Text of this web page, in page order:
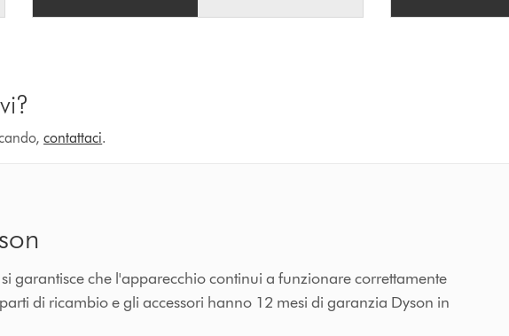
contattaci.
garantisce che l'apparecchio continui a funzionare correttamente
di ricambio e gli accessori hanno 12 mesi di garanzia Dyson in